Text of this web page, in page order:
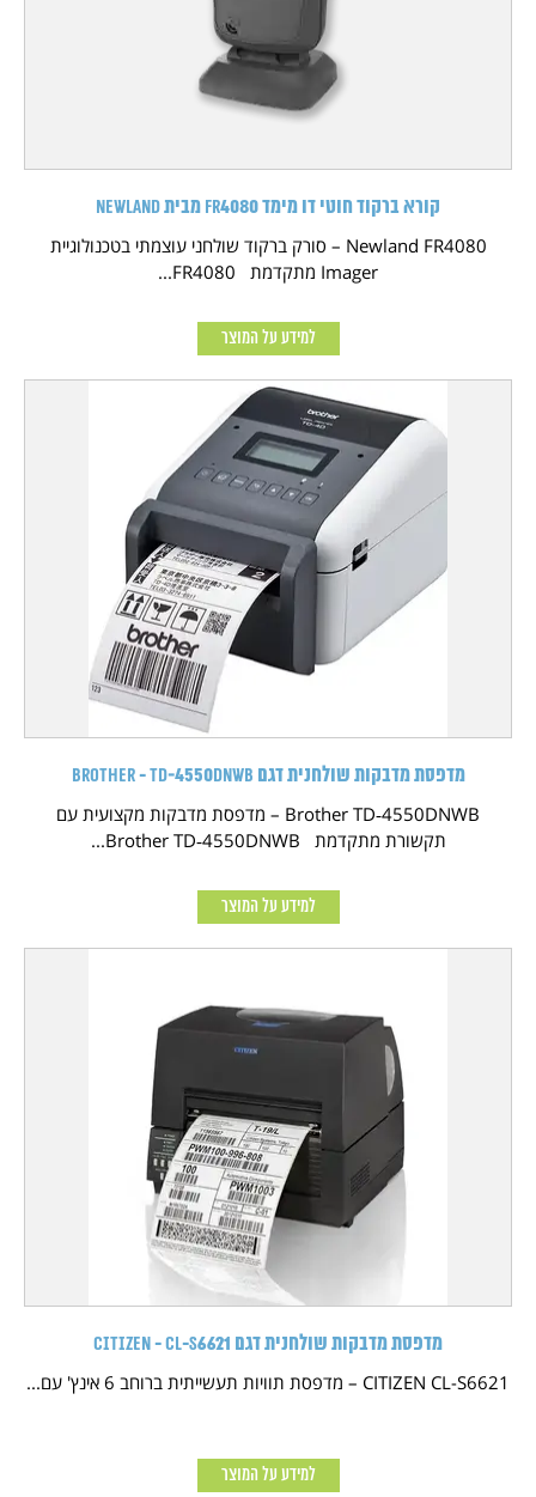
קורא ברקוד חוטי דו מימד FR4080 מבית NEWLAND
Newland FR4080 – סורק ברקוד שולחני עוצמתי בטכנולוגיית
Imager מתקדמת FR4080...
למידע על המוצר
מדפסת מדבקות שולחנית דגם Brother - TD‑4550DNWB
Brother TD‑4550DNWB – מדפסת מדבקות מקצועית עם
תקשורת מתקדמת Brother TD‑4550DNWB...
למידע על המוצר
מדפסת מדבקות שולחנית דגם CITIZEN - CL-S6621
CITIZEN CL-S6621 – מדפסת תוויות תעשייתית ברוחב 6 אינץ' עם...
למידע על המוצר